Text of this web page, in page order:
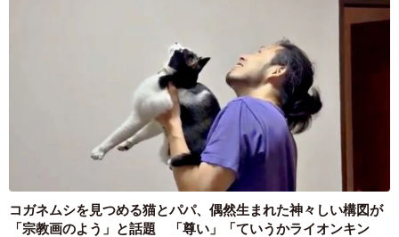
り、素直にそれを伝えてくれる『愛しさの塊』のような子
です。娘もそれを見て、素直で誰にでも愛される子に成長
してくれると信じています。双子とむぎがお互いを信頼し
合いながら、まるで三つ子のようにこれからも仲良く過ご
して欲しいと思います」
コガネムシを見つめる猫とパパ、偶然生まれた神々しい構図が
「宗教画のよう」と話題 「尊い」「ていうかライオンキン